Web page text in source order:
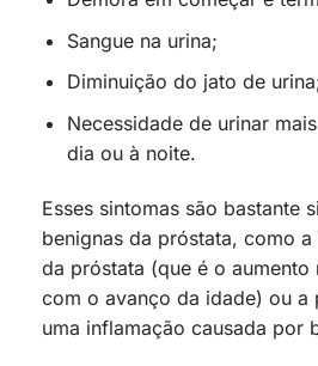
Sangue na urina;
Diminuição do jato de
Necessidade de urinar
dia ou à noite.
Esses sintomas são bastante
benignas da próstata, como
da próstata (que é o aumento
com o avanço da idade) ou a
uma inflamação causada por